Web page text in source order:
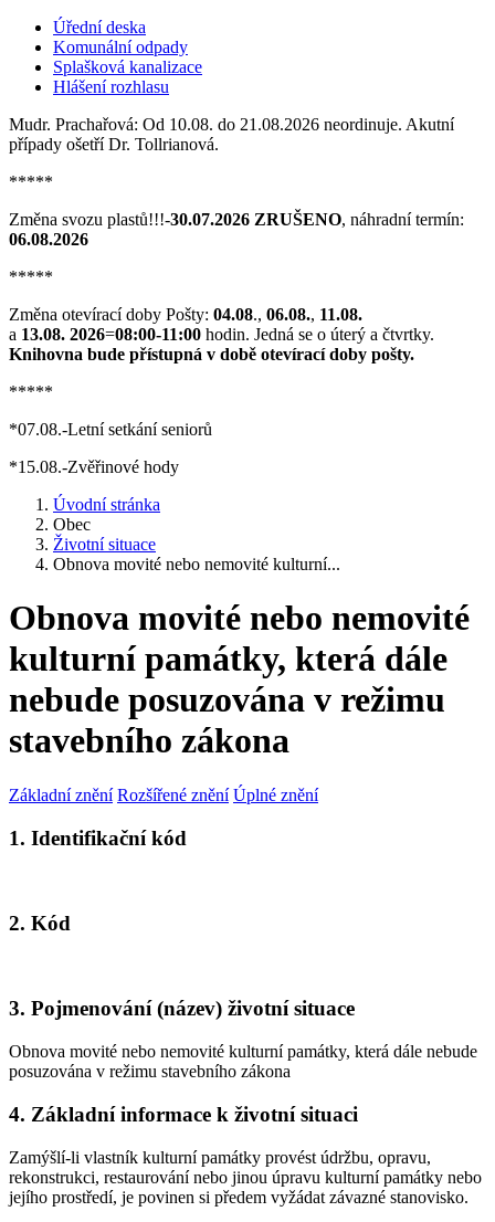
Úřední deska
Komunální odpady
Splašková kanalizace
Hlášení rozhlasu
Mudr. Prachařová: Od 10.08. do 21.08.2026 neordinuje. Akutní
případy ošetří Dr. Tollrianová.
*****
Změna svozu plastů!!!-30.07.2026 ZRUŠENO, náhradní termín:
06.08.2026
*****
Změna otevírací doby Pošty: 04.08., 06.08., 11.08.
a 13.08. 2026=08:00-11:00 hodin. Jedná se o úterý a čtvrtky.
Knihovna bude přístupná v době otevírací doby pošty.
*****
*07.08.-Letní setkání seniorů
*15.08.-Zvěřinové hody
Úvodní stránka
Obec
Životní situace
Obnova movité nebo nemovité kulturní...
Obnova movité nebo nemovité
kulturní památky, která dále
nebude posuzována v režimu
stavebního zákona
Základní znění Rozšířené znění Úplné znění
1. Identifikační kód
2. Kód
3. Pojmenování (název) životní situace
Obnova movité nebo nemovité kulturní památky, která dále nebude
posuzována v režimu stavebního zákona
4. Základní informace k životní situaci
Zamýšlí-li vlastník kulturní památky provést údržbu, opravu,
rekonstrukci, restaurování nebo jinou úpravu kulturní památky nebo
jejího prostředí, je povinen si předem vyžádat závazné stanovisko.